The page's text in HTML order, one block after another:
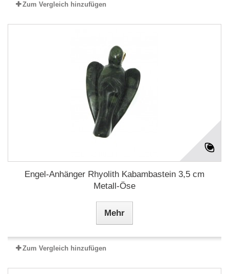
Zum Vergleich hinzufügen
Engel-Anhänger Rhyolith Kabambastein 3,5 cm
Metall-Öse
Mehr
Zum Vergleich hinzufügen